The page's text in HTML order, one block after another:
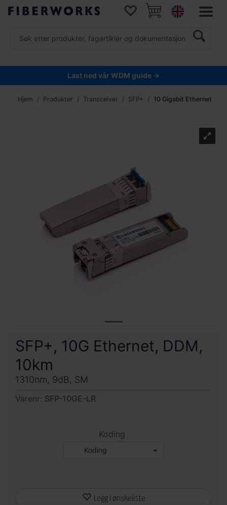
Last ned vår WDM guide →
Hjem Produkter Transceiver SFP+ 10 Gigabit Ethernet
SFP+, 10G Ethernet, DDM,
10km
1310nm, 9dB, SM
Varenr: SFP-10GE-LR
Koding
Koding
Legg i ønskeliste